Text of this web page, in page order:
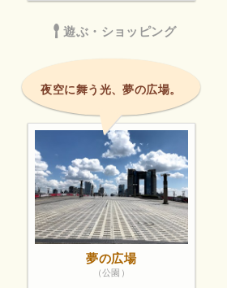
遊ぶ・ショッピング
夜空に舞う光、夢の広場。
夢の広場
（公園）